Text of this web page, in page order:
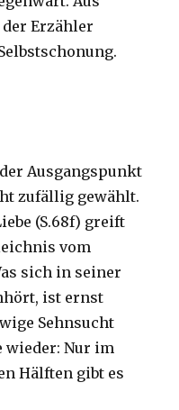
Erzähler
Ausgangspunkt
zufällig gewählt.
(S.68f) greift
vom
sich in seiner
ist ernst
Sehnsucht
wieder: Nur im
Hälften gibt es